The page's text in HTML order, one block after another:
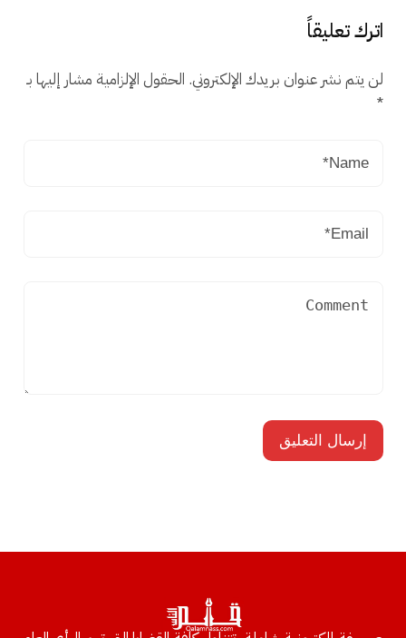
اترك تعليقاً
لن يتم نشر عنوان بريدك الإلكتروني. الحقول الإلزامية مشار إليها بـ
*